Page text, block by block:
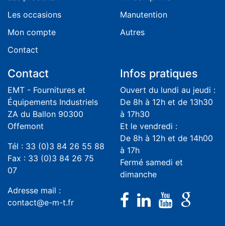
Les occasions
Mon compte
Contact
Manutention
Autres
Contact
EMT - Fournitures et
Équipements Industriels
ZA du Ballon 90300
Offemont
Tél : 33 (0)3 84 26 55 88
Fax : 33 (0)3 84 26 75
07
Adresse mail :
contact@e-m-t.fr
Infos pratiques
Ouvert du lundi au jeudi :
De 8h à 12h et de 13h30
à 17h30
Et le vendredi :
De 8h à 12h et de 14h00
à 17h
Fermé samedi et
dimanche